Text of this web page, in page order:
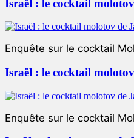
Israël : le cocktail
Enquête sur le cocktail
Israël : le cocktail
Enquête sur le cocktail